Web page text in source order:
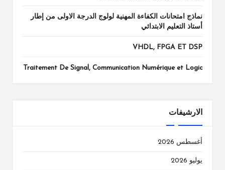
نماذج امتحانات الكفاءة المهنية لولوج الدرجة الاولى من إطار
أستاذ التعليم الابتدائي
VHDL, FPGA ET DSP
Traitement De Signal, Communication Numérique et Logic
الارشيفات
أغسطس 2026
يوليو 2026